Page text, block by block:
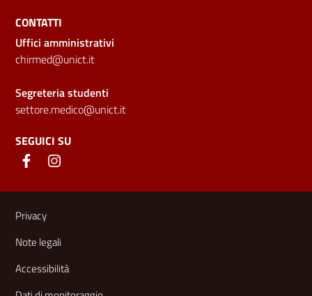
CONTATTI
Uffici amministrativi
chirmed@unict.it
Segreteria studenti
settore.medico@unict.it
SEGUICI SU
Link e informazioni utili
Privacy
Note legali
Accessibilità